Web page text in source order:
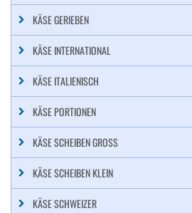
KÄSE GERIEBEN
KÄSE INTERNATIONAL
KÄSE ITALIENISCH
KÄSE PORTIONEN
KÄSE SCHEIBEN GROSS
KÄSE SCHEIBEN KLEIN
KÄSE SCHWEIZER